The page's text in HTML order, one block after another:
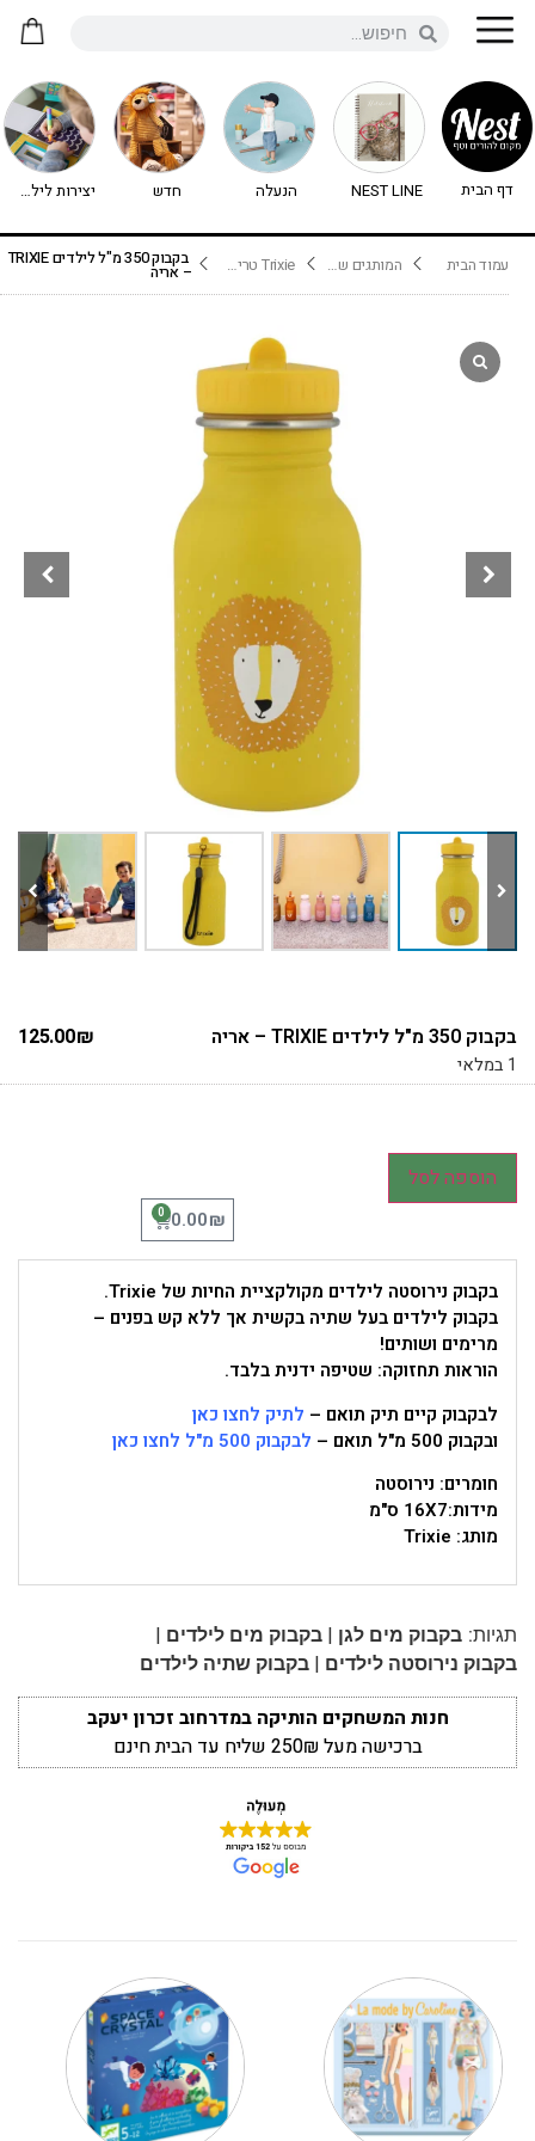
דף הבית NEST LINE הנעלה חדש יצירות לילדים - יצירה לילדים
עמוד הבית המותגים שלנו Trixie טריקסי בקבוק 350 מ"ל לילדים TRIXIE
– אריה
בקבוק 350 מ"ל לילדים TRIXIE – אריה 125.00₪
1 במלאי
הוספה לסל
0.00₪
0
בקבוק נירוסטה לילדים מקולקציית החיות של Trixie.
בקבוק לילדים בעל שתיה בקשית אך ללא קש בפנים –
מרימים ושותים!
הוראות תחזוקה: שטיפה ידנית בלבד.
לבקבוק קיים תיק תואם – לתיק לחצו כאן
ובקבוק 500 מ"ל תואם –
לבקבוק 500 מ"ל לחצו כאן
חומרים: נירוסטה
מידות:16X7 ס"מ
מותג: Trixie
תגיות: בקבוק מים לגן | בקבוק מים לילדים |
בקבוק נירוסטה לילדים | בקבוק שתיה לילדים
חנות המשחקים הותיקה במדרחוב זכרון יעקב
ברכישה מעל 250₪ שליח עד הבית חינם